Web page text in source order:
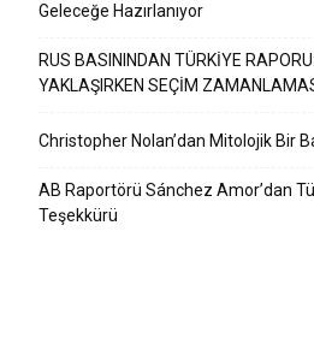
Geleceğe Hazırlanıyor
RUS BASININDAN TÜRKİYE
YAKLAŞIRKEN SEÇİM
Christopher Nolan’dan Mitolojik Bir
AB Raportörü Sánchez Amor’dan
Teşekkürü